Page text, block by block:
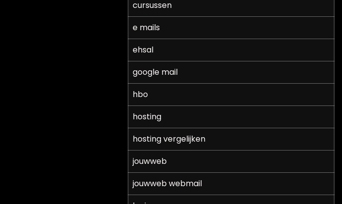
cursussen
e mails
ehsal
google mail
hbo
hosting
hosting vergelijken
jouwweb
jouwweb webmail